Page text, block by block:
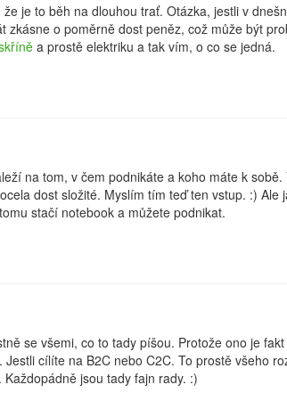
je to běh na dlouhou trať. Otázka, jestli v
zkásne o poměrně dost peněz, což může být
a prostě elektriku a tak vím, o co se jedná.
na tom, v čem podnikáte a koho máte k
dost složité. Myslím tím teď ten vstup. :)
stačí notebook a můžete podnikat.
se všemi, co to tady píšou. Protože ono je
Jestli cílíte na B2C nebo C2C. To prostě všeho
jsou tady fajn rady. :)